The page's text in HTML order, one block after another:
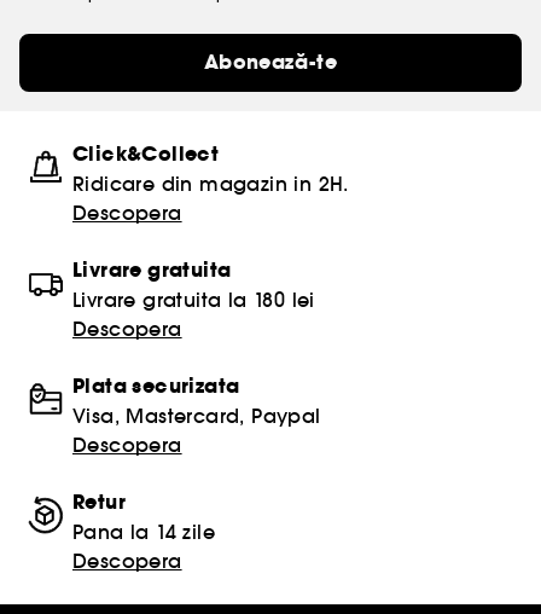
Abonează-te
Click&Collect
Ridicare din magazin in 2H.
Descopera
Livrare gratuita
Livrare gratuita la 180 lei
Descopera
Plata securizata
Visa, Mastercard, Paypal
Descopera
Retur
Pana la 14 zile
Descopera